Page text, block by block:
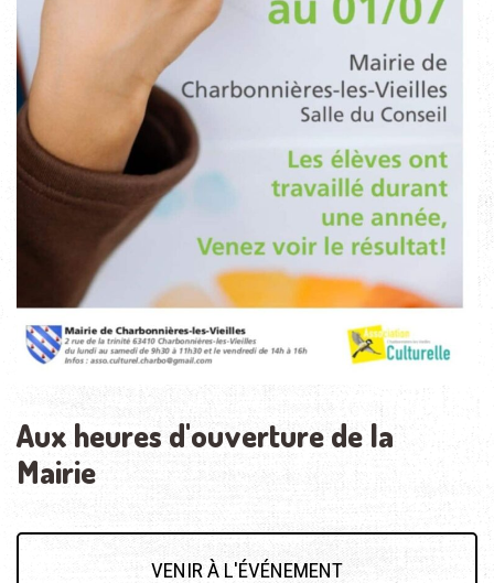
Aux heures d'ouverture de la
Mairie
VENIR À L'ÉVÉNEMENT